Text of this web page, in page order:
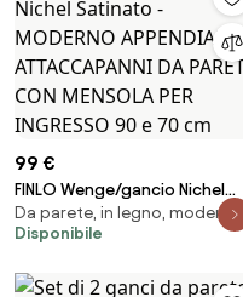
99 €
FINLO Wenge/gancio Nichel
Satinato - MODERNO
APPENDIABITI ATTACCAPANNI DA
INGRESSO 90 e 70 cm
Da parete, in legno, moderno
Disponibile